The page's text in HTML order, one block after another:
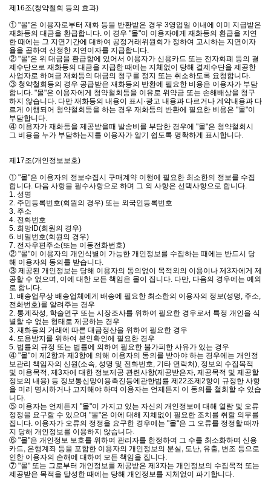
제16조(청약철회 등의 효과)
① "몰"은 이용자로부터 재화 등을 반환받은 경우 3영업일 이내에 이미 지급받은
재화등의 대금을 환급합니다. 이 경우 "몰"이 이용자에게 재화등의 환급을 지연
한 때에는 그 지연기간에 대하여 공정거래위원회가 정하여 고시하는 지연이자
율을 곱하여 산정한 지연이자를 지급합니다.
② "몰"은 위 대금을 환급함에 있어서 이용자가 신용카드 또는 전자화폐 등의 결
제수단으로 재화등의 대금을 지급한 때에는 지체없이 당해 결제수단을 제공한
사업자로 하여금 재화등의 대금의 청구를 정지 또는 취소하도록 요청합니다.
③ 청약철회등의 경우 공급받은 재화등의 반환에 필요한 비용은 이용자가 부담
합니다. "몰"은 이용자에게 청약철회등을 이유로 위약금 또는 손해배상을 청구
하지 않습니다. 다만 재화등의 내용이 표시·광고 내용과 다르거나 계약내용과 다
르게 이행되어 청약철회등을 하는 경우 재화등의 반환에 필요한 비용은 "몰"이
부담합니다.
④ 이용자가 재화등을 제공받을때 발송비를 부담한 경우에 "몰"은 청약철회시
그 비용을 누가 부담하는지를 이용자가 알기 쉽도록 명확하게 표시합니다.
제17조(개인정보보호)
① "몰"은 이용자의 정보수집시 구매계약 이행에 필요한 최소한의 정보를 수집
합니다. 다음 사항을 필수사항으로 하며 그 외 사항은 선택사항으로 합니다.
1. 성명
2. 주민등록번호(회원의 경우) 또는 외국인등록번호
3. 주소
4. 전화번호
5. 희망ID(회원의 경우)
6. 비밀번호(회원의 경우)
7. 전자우편주소(또는 이동전화번호)
② "몰"이 이용자의 개인식별이 가능한 개인정보를 수집하는 때에는 반드시 당
해 이용자의 동의를 받습니다.
③ 제공된 개인정보는 당해 이용자의 동의없이 목적외의 이용이나 제3자에게 제
공할 수 없으며, 이에 대한 모든 책임은 몰이 집니다. 다만, 다음의 경우에는 예외
로 합니다.
1. 배송업무상 배송업체에게 배송에 필요한 최소한의 이용자의 정보(성명, 주소,
전화번호)를 알려주는 경우
2. 통계작성, 학술연구 또는 시장조사를 위하여 필요한 경우로서 특정 개인을 식
별할 수 없는 형태로 제공하는 경우
3. 재화등의 거래에 따른 대금정산을 위하여 필요한 경우
4. 도용방지를 위하여 본인확인에 필요한 경우
5. 법률의 규정 또는 법률에 의하여 필요한 불가피한 사유가 있는 경우
④ "몰"이 제2항과 제3항에 의해 이용자의 동의를 받아야 하는 경우에는 개인정
보관리 책임자의 신원(소속, 성명 및 전화번호, 기타 연락처), 정보의 수집목적
및 이용목적, 제3자에 대한 정보제공 관련사항(제공받은자, 제공목적 및 제공할
정보의 내용) 등 정보통신망이용촉진등에관한법률 제22조제2항이 규정한 사항
을 미리 명시하거나 고지해야 하며 이용자는 언제든지 이 동의를 철회할 수 있습
니다.
⑤ 이용자는 언제든지 "몰"이 가지고 있는 자신의 개인정보에 대해 열람 및 오류
정정을 요구할 수 있으며 "몰"은 이에 대해 지체없이 필요한 조치를 취할 의무를
집니다. 이용자가 오류의 정정을 요구한 경우에는 "몰"은 그 오류를 정정할 때까
지 당해 개인정보를 이용하지 않습니다.
⑥ "몰"은 개인정보 보호를 위하여 관리자를 한정하여 그 수를 최소화하며 신용
카드, 은행계좌 등을 포함한 이용자의 개인정보의 분실, 도난, 유출, 변조 등으로
인한 이용자의 손해에 대하여 모든 책임을 집니다.
⑦ "몰" 또는 그로부터 개인정보를 제공받은 제3자는 개인정보의 수집목적 또는
제공받은 목적을 달성한 때에는 당해 개인정보를 지체없이 파기합니다.